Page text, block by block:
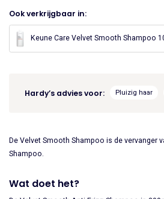
aantal
Ook verkrijgbaar in:
Keune Care Velvet Smooth Shampoo
Hardy’s advies voor: Pluizig haar
De Velvet Smooth Shampoo is de vervanger
Shampoo.
Wat doet het?